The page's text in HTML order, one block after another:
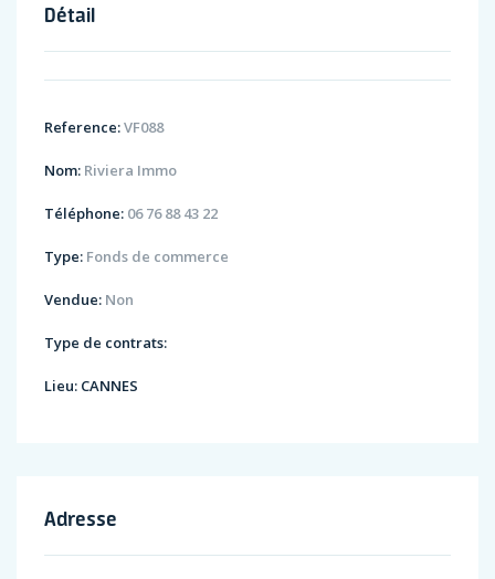
Détail
Reference:VF088
Nom: Riviera Immo
Téléphone: 06 76 88 43 22
Type: Fonds de commerce
Vendue: Non
Type de contrats:
Lieu: CANNES
Adresse